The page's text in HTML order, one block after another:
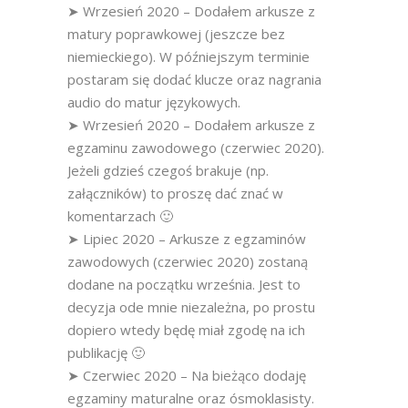
➤ Wrzesień 2020 – Dodałem arkusze z
matury poprawkowej (jeszcze bez
niemieckiego). W późniejszym terminie
postaram się dodać klucze oraz nagrania
audio do matur językowych.
➤ Wrzesień 2020 – Dodałem arkusze z
egzaminu zawodowego (czerwiec 2020).
Jeżeli gdzieś czegoś brakuje (np.
załączników) to proszę dać znać w
komentarzach 🙂
➤ Lipiec 2020 – Arkusze z egzaminów
zawodowych (czerwiec 2020) zostaną
dodane na początku września. Jest to
decyzja ode mnie niezależna, po prostu
dopiero wtedy będę miał zgodę na ich
publikację 🙂
➤ Czerwiec 2020 – Na bieżąco dodaję
egzaminy maturalne oraz ósmoklasisty.